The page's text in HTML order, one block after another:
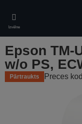
main
content
Izvēlne
Epson TM-
w/o PS,
Pārtraukts Preces